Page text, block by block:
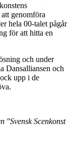
genomföra
hela 00-talet pågår
för att hitta en
och under
Dansalliansen och
upp i de
"Svensk Scenkonst